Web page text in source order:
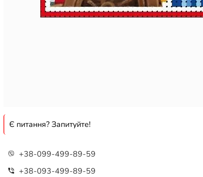
Є питання? Запитуйте!
+38-099-499-89-59
+38-093-499-89-59